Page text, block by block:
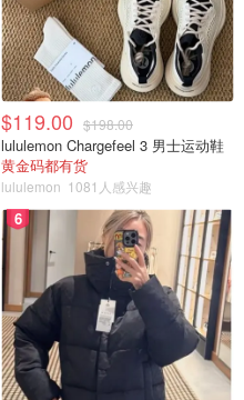
$119.00 $198.00
lululemon Chargefeel 3 男士运动鞋
黄金码都有货
lululemon 1081人感兴趣
6